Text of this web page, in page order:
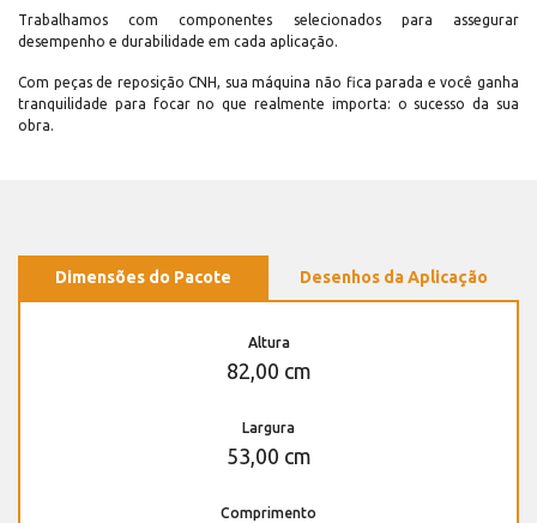
Trabalhamos com componentes selecionados para assegurar
desempenho e durabilidade em cada aplicação.
Com peças de reposição CNH, sua máquina não fica parada e você ganha
tranquilidade para focar no que realmente importa: o sucesso da sua
obra.
Dimensões do Pacote Desenhos da Aplicação
Altura
82,00 cm
Largura
53,00 cm
Comprimento